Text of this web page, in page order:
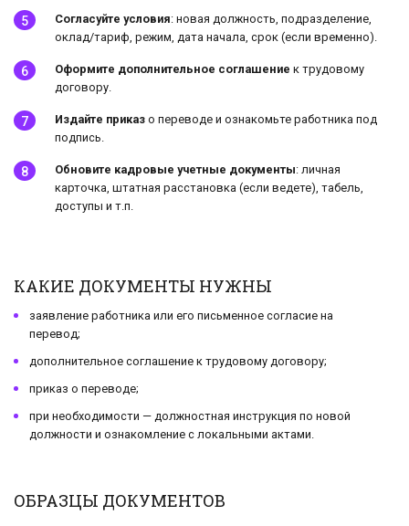
Согласуйте условия: новая должность, подразделение,
оклад/тариф, режим, дата начала, срок (если временно).
Оформите дополнительное соглашение к трудовому
договору.
Издайте приказ о переводе и ознакомьте работника под
подпись.
Обновите кадровые учетные документы: личная
карточка, штатная расстановка (если ведете), табель,
доступы и т.п.
КАКИЕ ДОКУМЕНТЫ НУЖНЫ
заявление работника или его письменное согласие на
перевод;
дополнительное соглашение к трудовому договору;
приказ о переводе;
при необходимости — должностная инструкция по новой
должности и ознакомление с локальными актами.
ОБРАЗЦЫ ДОКУМЕНТОВ